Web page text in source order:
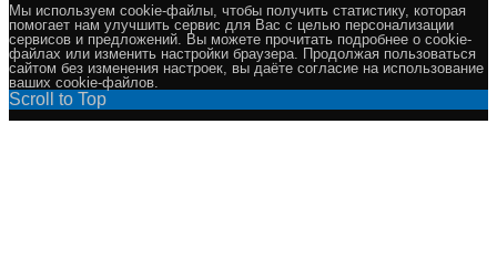
Мы используем cookie-файлы, чтобы получить статистику, которая
помогает нам улучшить сервис для Вас с целью персонализации
сервисов и предложений. Вы можете прочитать подробнее о cookie-
файлах или изменить настройки браузера. Продолжая пользоваться
сайтом без изменения настроек, вы даёте согласие на использование
ваших cookie-файлов.
Scroll to Top